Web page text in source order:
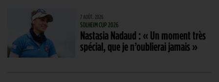
7 AOÛT. 2026
SOLHEIM CUP 2026
Nastasia Nadaud : « Un moment très
spécial, que je n’oublierai jamais »